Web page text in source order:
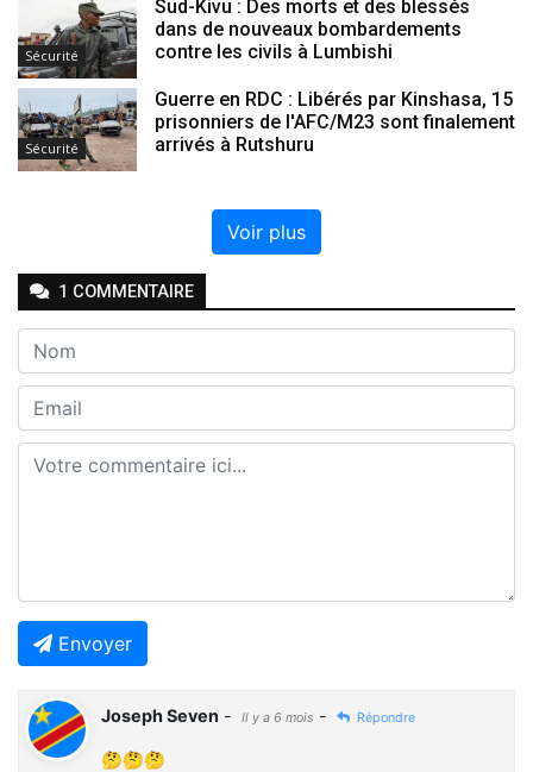
Sécurité
Sud-Kivu : Des morts et des blessés
dans de nouveaux bombardements
contre les civils à Lumbishi
Sécurité
Guerre en RDC : Libérés par Kinshasa, 15
prisonniers de l'AFC/M23 sont finalement
arrivés à Rutshuru
Voir plus
1 COMMENTAIRE
Envoyer
Joseph Seven - Il y a 6 mois - Répondre
🤔🤔🤔